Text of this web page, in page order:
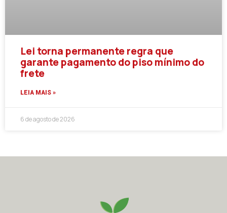
Lei torna permanente regra que
garante pagamento do piso mínimo do
frete
LEIA MAIS »
6 de agosto de 2026